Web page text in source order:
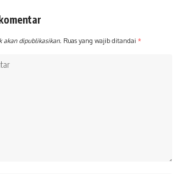
akan dipublikasikan. Ruas yang wajib ditandai *